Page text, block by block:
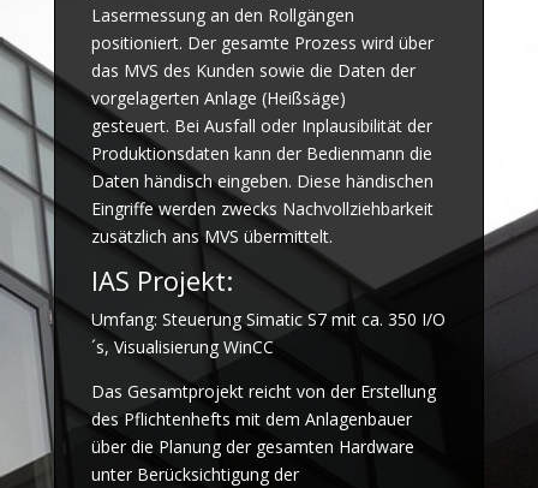
Lasermessung an den Rollgängen
positioniert. Der gesamte Prozess wird über
das MVS des Kunden sowie die Daten der
vorgelagerten Anlage (Heißsäge)
gesteuert. Bei Ausfall oder Inplausibilität der
Produktionsdaten kann der Bedienmann die
Daten händisch eingeben. Diese händischen
Eingriffe werden zwecks Nachvollziehbarkeit
zusätzlich ans MVS übermittelt.
IAS Projekt:
Umfang: Steuerung Simatic S7 mit ca. 350 I/O
´s, Visualisierung WinCC
Das Gesamtprojekt reicht von der Erstellung
des Pflichtenhefts mit dem Anlagenbauer
über die Planung der gesamten Hardware
unter Berücksichtigung der